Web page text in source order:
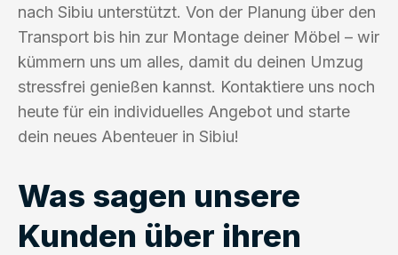
nach Sibiu unterstützt. Von der Planung über den
Transport bis hin zur Montage deiner Möbel – wir
kümmern uns um alles, damit du deinen Umzug
stressfrei genießen kannst. Kontaktiere uns noch
heute für ein individuelles Angebot und starte
dein neues Abenteuer in Sibiu!
Was sagen unsere
Kunden über ihren